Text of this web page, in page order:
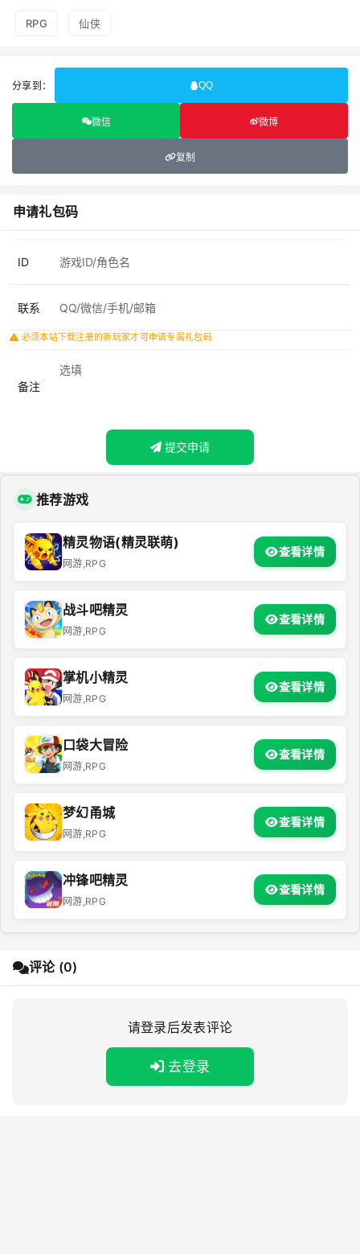
RPG 仙侠
分享到： QQ
微信 微博
复制
申请礼包码
ID
联系
必须本站下载注册的新玩家才可申请专属礼包码
备注
提交申请
推荐游戏
精灵物语(精灵联萌)
网游,RPG
查看详情
战斗吧精灵
网游,RPG
查看详情
掌机小精灵
网游,RPG
查看详情
口袋大冒险
网游,RPG
查看详情
梦幻甬城
网游,RPG
查看详情
冲锋吧精灵
网游,RPG
查看详情
评论 (0)
请登录后发表评论
去登录